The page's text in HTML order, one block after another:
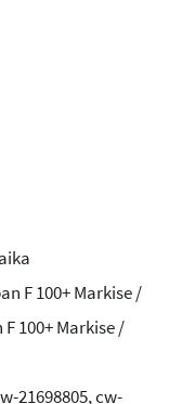
F 100+ Markise /
100+ Markise /
21698805, cw-